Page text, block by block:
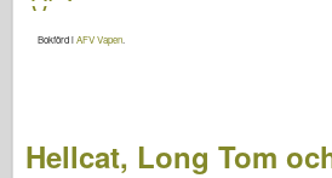
Bokförd iAFV Vapen
Hellcat, Long Tom